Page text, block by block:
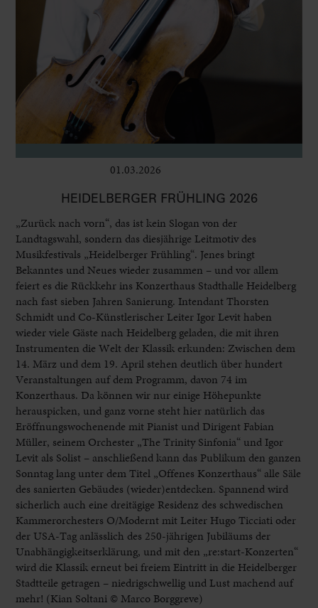
01.03.2026
HEIDELBERGER FRÜHLING 2026
„Zurück nach vorn“, das ist kein Slogan von der
Landtagswahl, sondern das diesjährige Leitmotiv des
Musikfestivals „Heidelberger Frühling“. Jenes bringt
Bekanntes und Neues wieder zusammen – und vor allem
feiert es die Rückkehr ins Konzerthaus Stadthalle Heidelberg
nach fast sieben Jahren Sanierung. Intendant Thorsten
Schmidt und Co-Künstlerischer Leiter Igor Levit haben
wieder viele Gäste nach Heidelberg geladen, die mit ihren
Instrumenten die Welt der Klassik erkunden: Zwischen dem
14. März und dem 19. April stehen deutlich über hundert
Veranstaltungen auf dem Programm, davon 74 im
Konzerthaus. Da können wir nur einige Höhepunkte
herauspicken, und ganz vorne steht hier natürlich das
Eröffnungswochenende mit Pianist und Dirigent Fabian
Müller, seinem Orchester „The Trinity Sinfonia“ und Igor
Levit als Solist – anschließend kann das Publikum den ganzen
Sonntag lang unter dem Titel „Offenes Konzerthaus“ alle Säle
des sanierten Gebäudes (wieder)entdecken. Spannend wird
sicherlich auch eine dreitägige Residenz des schwedischen
Kammerorchesters O/Modernt mit Leiter Hugo Ticciati oder
der USA-Tag anlässlich des 250-jährigen Jubiläums der
Unabhängigkeitserklärung, und mit den „re:start-Konzerten“
wird die Klassik erneut bei freiem Eintritt in die Heidelberger
Stadtteile getragen – niedrigschwellig und Lust machend auf
mehr! (Kian Soltani © Marco Borggreve)